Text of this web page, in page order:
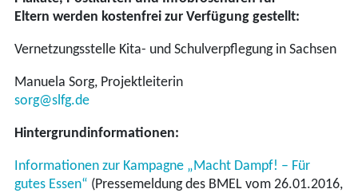
Eltern werden kostenfrei zur Verfügung gestellt:
Vernetzungsstelle Kita- und Schulverpflegung in Sachsen
Manuela Sorg, Projektleiterin
sorg@slfg.de
Hintergrundinformationen:
Informationen zur Kampagne „Macht Dampf! – Für
gutes Essen“ (Pressemeldung des BMEL vom 26.01.2016,